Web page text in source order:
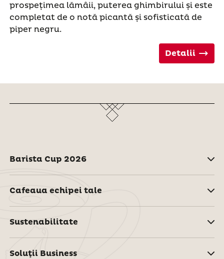
prospețimea lămâii, puterea ghimbirului și este
completat de o notă picantă și sofisticată de
piper negru.
Detalii
Barista Cup 2026
Cafeaua echipei tale
Sustenabilitate
Soluţii Business